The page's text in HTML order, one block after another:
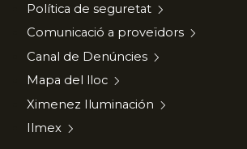
Política de seguretat
Comunicació a proveïdors
Canal de Denúncies
Mapa del lloc
Ximenez Iluminación
Ilmex